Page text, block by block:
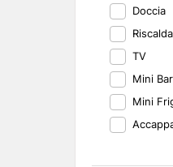
Doccia
TV
Mini Bar
Mini